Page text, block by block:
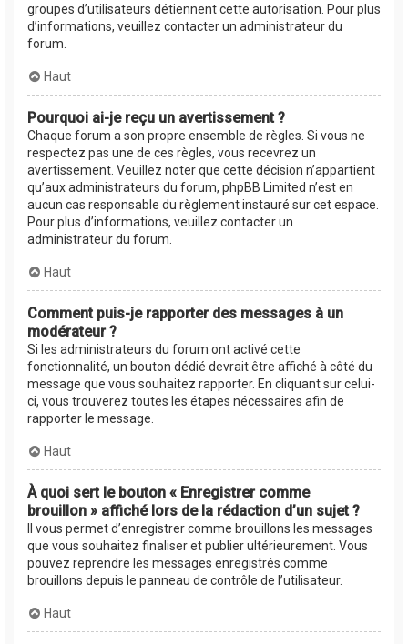
groupes d’utilisateurs détiennent cette autorisation. Pour plus
d’informations, veuillez contacter un administrateur du
forum.
Haut
Pourquoi ai-je reçu un avertissement ?
Chaque forum a son propre ensemble de règles. Si vous ne
respectez pas une de ces règles, vous recevrez un
avertissement. Veuillez noter que cette décision n’appartient
qu’aux administrateurs du forum, phpBB Limited n’est en
aucun cas responsable du règlement instauré sur cet espace.
Pour plus d’informations, veuillez contacter un
administrateur du forum.
Haut
Comment puis-je rapporter des messages à un
modérateur ?
Si les administrateurs du forum ont activé cette
fonctionnalité, un bouton dédié devrait être affiché à côté du
message que vous souhaitez rapporter. En cliquant sur celui-
ci, vous trouverez toutes les étapes nécessaires afin de
rapporter le message.
Haut
À quoi sert le bouton « Enregistrer comme
brouillon » affiché lors de la rédaction d’un sujet ?
Il vous permet d’enregistrer comme brouillons les messages
que vous souhaitez finaliser et publier ultérieurement. Vous
pouvez reprendre les messages enregistrés comme
brouillons depuis le panneau de contrôle de l’utilisateur.
Haut